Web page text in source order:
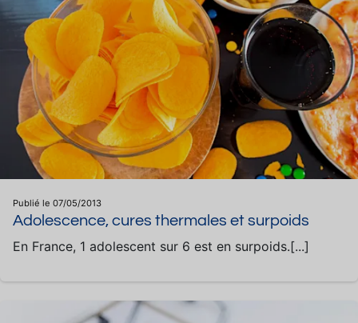
Publié le 07/05/2013
Adolescence, cures thermales et surpoids
En France, 1 adolescent sur 6 est en surpoids.[...]